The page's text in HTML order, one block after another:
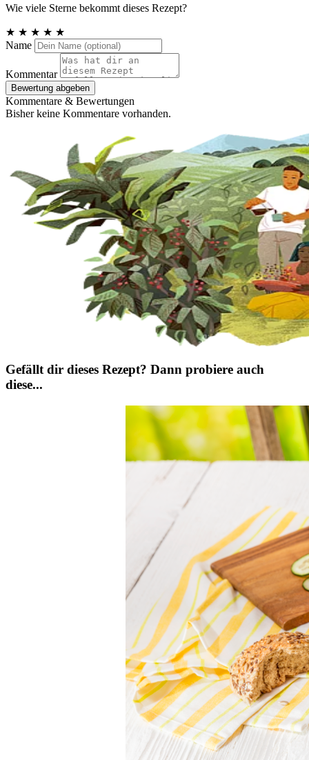
Wie viele Sterne bekommt dieses Rezept?
★ ★ ★ ★ ★
Name
Kommentar
Bewertung abgeben
Kommentare & Bewertungen
Bisher keine Kommentare vorhanden.
Gefällt dir dieses Rezept? Dann probiere auch
diese...